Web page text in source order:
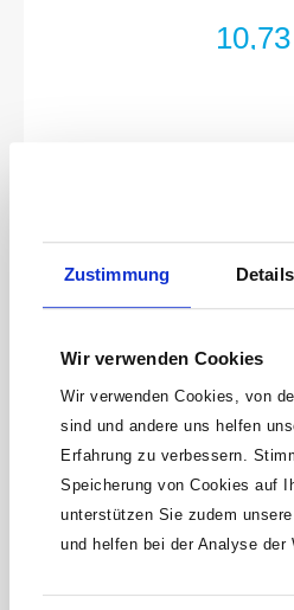
Zustimmung Details
Wir verwenden Cookies
Wir verwenden Cookies, von
sind und andere uns helfen
Erfahrung zu verbessern.
Speicherung von Cookies auf
unterstützen Sie zudem
und helfen bei der Analyse der
HAZET Dreikant-
Spitzen geschliffenMade In